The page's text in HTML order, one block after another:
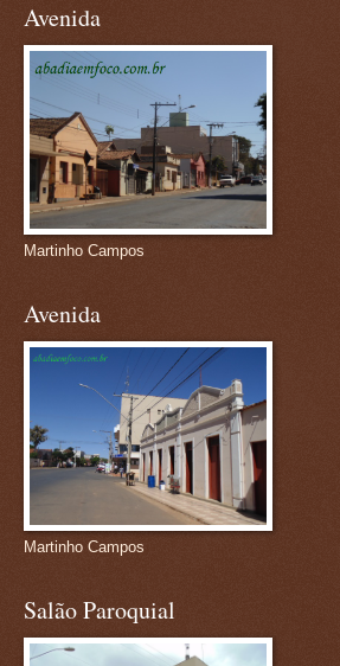
Avenida
Martinho Campos
Avenida
Martinho Campos
Salão Paroquial